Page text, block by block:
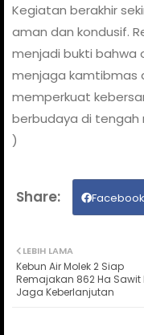
Kegiatan berakhir
aman dan kondusif.
menjadi bukti bahwa
menjaga kamtibmas
memperkuat
berbudaya di tengah
)
Facebook
LEBIH LAMA
Kebun Air Molek 2 Siap
Remajakan 862 Ha Sawit
Jaga Keberlanjutan